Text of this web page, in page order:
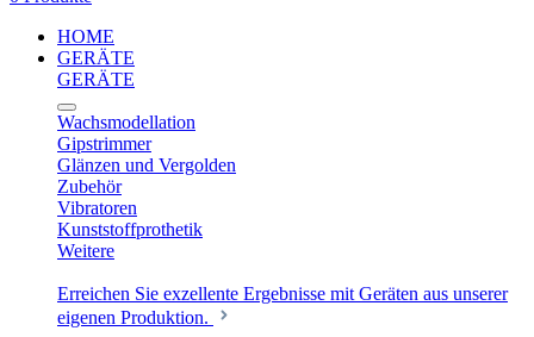
HOME
GERÄTE
GERÄTE
Wachsmodellation
Gipstrimmer
Glänzen und Vergolden
Zubehör
Vibratoren
Kunststoffprothetik
Weitere
Erreichen Sie exzellente Ergebnisse mit Geräten aus unserer
eigenen Produktion.